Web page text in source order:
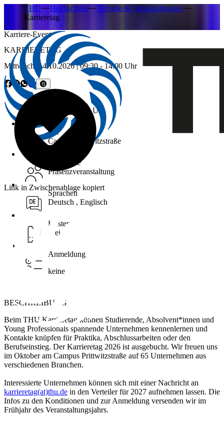
THU Hochschule
Termine & Veranstaltungen
Karrieretag
Karriere-Event
KARRIERETAG
Mittwoch,
14.10.2026| 09:30 - 14:00 Uhr
Link in Zwischenablage kopiert
09:30 - 14:00 Uhr
Ort
Campus Prittwitzstraße
Teilnahme
Präsenzveranstaltung
Sprachen
Deutsch , Englisch
Kosten
Frei
Anmeldung
keine
BESCHREIBUNG
Beim THU Karrieretag können Studierende, Absolvent*innen und
Young Professionals spannende Unternehmen kennenlernen und
Kontakte knüpfen für Praktika, Abschlussarbeiten oder den
Berufseinstieg. Der Karrieretag 2026 ist ausgebucht. Wir freuen uns
im Oktober am Campus Prittwitzstraße auf 65 Unternehmen aus
verschiedenen Branchen.
Interessierte Unternehmen können sich mit einer Nachricht an
karrieretag(at)thu.de in den Verteiler für 2027 aufnehmen lassen. Die
Infos zu den Konditionen und zur Anmeldung versenden wir im
Frühjahr des Veranstaltungsjahrs.